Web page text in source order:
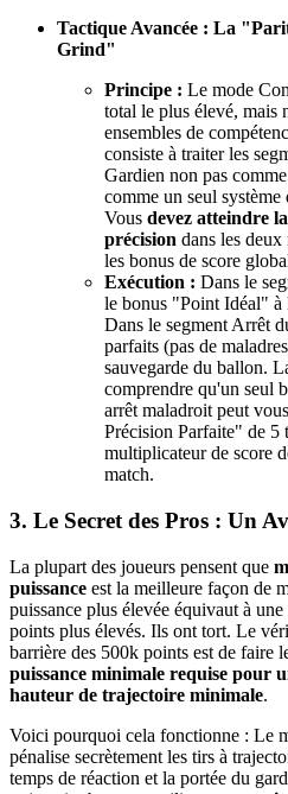
Tactique Avancée : La
Grind"
Principe : Le mode
total le plus élevé, mais
ensembles de
consiste à traiter les
Gardien non pas
comme un seul système
Vous devez atteindre
précision dans les
les bonus de score
Exécution : Dans le
le bonus "Point Idéal" à
Dans le segment Arrêt
parfaits (pas de
sauvegarde du ballon.
comprendre qu'un seul
arrêt maladroit peut
Précision Parfaite" de 5
multiplicateur de score
match.
3. Le Secret des Pros : Un
La plupart des joueurs pensent que
puissance est la meilleure façon de
puissance plus élevée équivaut à
points plus élevés. Ils ont tort. Le
barrière des 500k points est de faire
puissance minimale requise pour
hauteur de trajectoire minimale.
Voici pourquoi cela fonctionne : Le
pénalise secrètement les tirs à
temps de réaction et la portée du